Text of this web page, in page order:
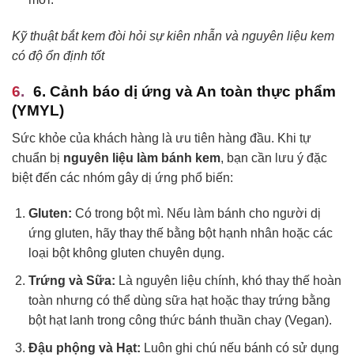
Kỹ thuật bắt kem đòi hỏi sự kiên nhẫn và nguyên liệu kem
có độ ổn định tốt
6. Cảnh báo dị ứng và An toàn thực phẩm
(YMYL)
Sức khỏe của khách hàng là ưu tiên hàng đầu. Khi tự
chuẩn bị nguyên liệu làm bánh kem, bạn cần lưu ý đặc
biệt đến các nhóm gây dị ứng phổ biến:
Gluten: Có trong bột mì. Nếu làm bánh cho người dị
ứng gluten, hãy thay thế bằng bột hạnh nhân hoặc các
loại bột không gluten chuyên dụng.
Trứng và Sữa: Là nguyên liệu chính, khó thay thế hoàn
toàn nhưng có thể dùng sữa hạt hoặc thay trứng bằng
bột hạt lanh trong công thức bánh thuần chay (Vegan).
Đậu phộng và Hạt: Luôn ghi chú nếu bánh có sử dụng